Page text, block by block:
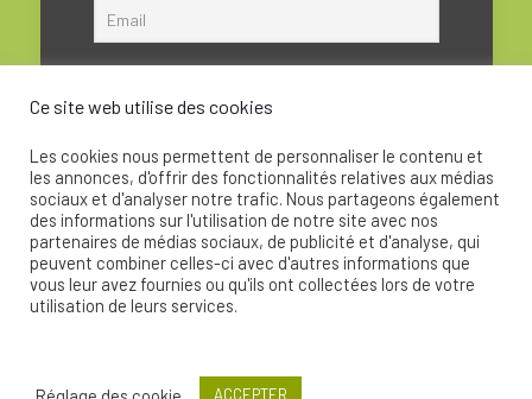
© 2020 - La Soupape Association - Création par
Ce site web utilise des cookies
Les cookies nous permettent de personnaliser le contenu et
les annonces, d'offrir des fonctionnalités relatives aux médias
sociaux et d'analyser notre trafic. Nous partageons également
des informations sur l'utilisation de notre site avec nos
partenaires de médias sociaux, de publicité et d'analyse, qui
peuvent combiner celles-ci avec d'autres informations que
vous leur avez fournies ou qu'ils ont collectées lors de votre
utilisation de leurs services.
ACCEPTER